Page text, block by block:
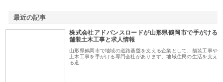
最近の記事
株式会社アドバンスロードが山形県鶴岡市で手がける
舗装土木工事と求人情報
山形県鶴岡市で地域の道路基盤を支える企業として、舗装工事や
土木工事を手がける専門会社があります。地域住民の生活を支え
る道…